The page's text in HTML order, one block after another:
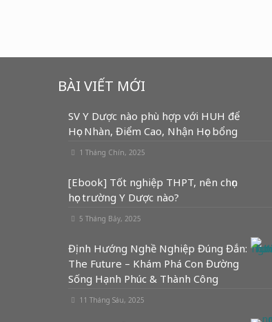
BÀI VIẾT MỚI
SV Y Dược nào phù hợp với HUH để
Học Nhàn, Điểm Cao, Nhận Học bổng
1 Tháng Chín, 2025
[Ebook] Tốt nghiệp THPT, nên chọn
học trường Y Dược nào?
5 Tháng Bảy, 2025
Định Hướng Nghề Nghiệp Đúng Đắn:
The Future – Khám Phá Con Đường
Sống Hạnh Phúc & Thành Công
11 Tháng Sáu, 2025